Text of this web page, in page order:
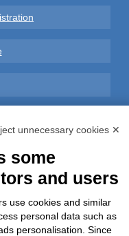
unnecessary cookies ✕
some
and users
use cookies and similar
personal data such as
personalisation. Since